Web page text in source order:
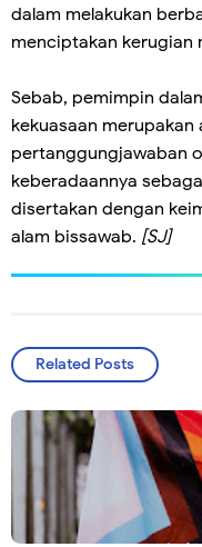
dalam melakukan
menciptakan kerugian
Sebab, pemimpin
kekuasaan
pertanggungjawaban
keberadaannya
disertakan dengan
alam bissawab. [SJ]
Related Posts